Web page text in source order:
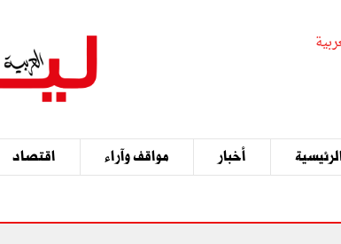
أخبار مواقف وآراء اقتصاد